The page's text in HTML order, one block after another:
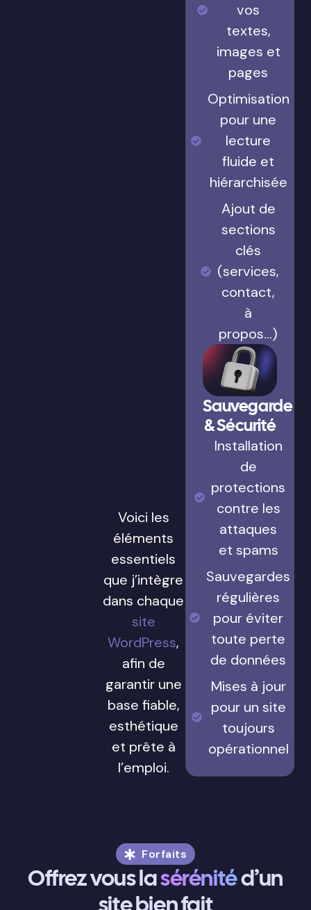
Voici les
éléments
essentiels
que j’intègre
dans chaque
site
WordPress,
afin de
garantir une
base fiable,
esthétique
et prête à
l’emploi.
vos
textes,
images et
pages
Optimisation
pour une
lecture
fluide et
hiérarchisée
Ajout de
sections
clés
(services,
contact,
à
propos…)
Sauvegarde
& Sécurité
Installation
de
protections
contre les
attaques
et spams
Sauvegardes
régulières
pour éviter
toute perte
de données
Mises à jour
pour un site
toujours
opérationnel
Forfaits
Offrez vous lasérénitéd’un